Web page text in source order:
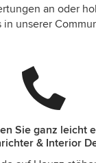
an oder
in unserer
Sie ganz leicht
& Interior